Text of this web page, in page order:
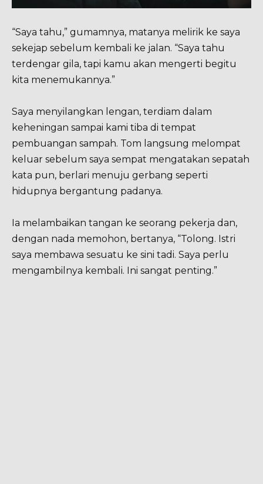
“Saya tahu,” gumamnya, matanya melirik ke saya
sekejap sebelum kembali ke jalan. “Saya tahu
terdengar gila, tapi kamu akan mengerti begitu
kita menemukannya.”
Saya menyilangkan lengan, terdiam dalam
keheningan sampai kami tiba di tempat
pembuangan sampah. Tom langsung melompat
keluar sebelum saya sempat mengatakan sepatah
kata pun, berlari menuju gerbang seperti
hidupnya bergantung padanya.
Ia melambaikan tangan ke seorang pekerja dan,
dengan nada memohon, bertanya, “Tolong. Istri
saya membawa sesuatu ke sini tadi. Saya perlu
mengambilnya kembali. Ini sangat penting.”